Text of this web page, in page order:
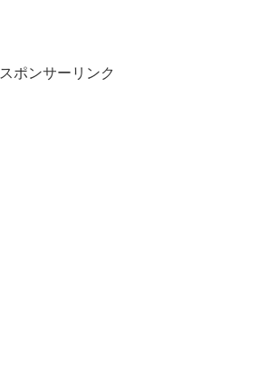
スポンサーリンク